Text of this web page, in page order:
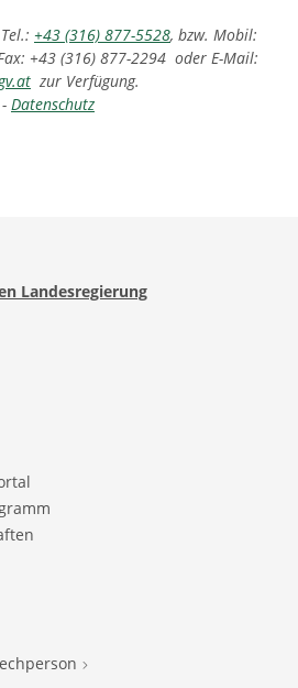
+43 (316) 877-5528, bzw. Mobil:
+43 (316) 877-2294 oder E-Mail:
zur Verfügung.
Datenschutz
Landesregierung